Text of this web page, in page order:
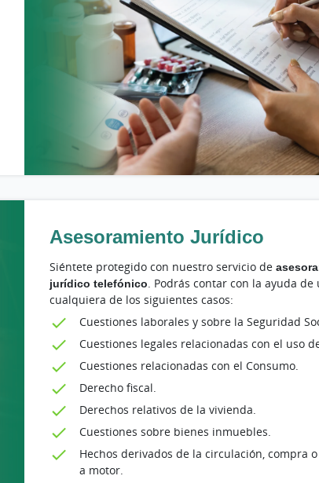
Asesoramiento Jurídico
Siéntete protegido con nuestro servicio de
jurídico telefónico . Podrás contar con la ayuda
cualquiera de los siguientes casos:
Cuestiones laborales y sobre la Seguridad
Cuestiones legales relacionadas con el uso
Cuestiones relacionadas con el Consumo.
Derecho fiscal.
Derechos relativos de la vivienda.
Cuestiones sobre bienes inmuebles.
Hechos derivados de la circulación, compra
a motor.